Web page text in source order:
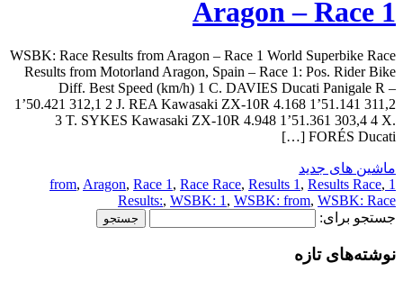
Aragon – Race 1
WSBK: Race Results from Aragon – Race 1 World Superbike Race
Results from Motorland Aragon, Spain – Race 1: Pos. Rider Bike
Diff. Best Speed (km/h) 1 C. DAVIES Ducati Panigale R –
1’50.421 312,1 2 J. REA Kawasaki ZX-10R 4.168 1’51.141 311,2
3 T. SYKES Kawasaki ZX-10R 4.948 1’51.361 303,4 4 X.
FORÉS Ducati […]
ماشین های جدید
1 from
, Aragon, Race 1 , Race Race, Results 1 , Results Race,
Results:, WSBK: 1 , WSBK: from, WSBK: Race
جستجو برای:
نوشته‌های تازه